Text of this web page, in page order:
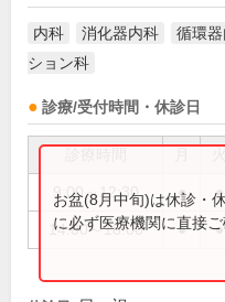
内科 消化器内科 循環
ション科
診療/受付時間・休診日
9:00～12:30 ● ●
14:00～18:00 ● ●
お盆(8月中旬)は休診・
に必ず医療機関に直接ご